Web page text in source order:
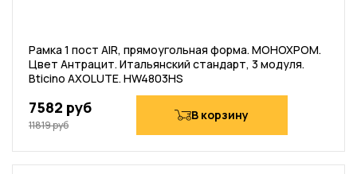
Рамка 1 пост AIR, прямоугольная форма. МОНОХРОМ.
Цвет Антрацит. Итальянский стандарт, 3 модуля.
Bticino AXOLUTE. HW4803HS
7582 руб
11819 руб
В корзину